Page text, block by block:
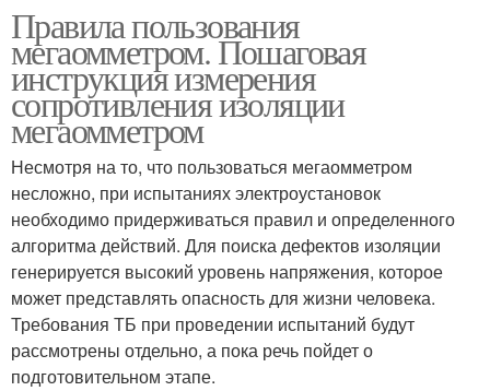
Правила пользования
мегаомметром. Пошаговая
инструкция измерения
сопротивления изоляции
мегаомметром
Несмотря на то, что пользоваться мегаомметром
несложно, при испытаниях электроустановок
необходимо придерживаться правил и определенного
алгоритма действий. Для поиска дефектов изоляции
генерируется высокий уровень напряжения, которое
может представлять опасность для жизни человека.
Требования ТБ при проведении испытаний будут
рассмотрены отдельно, а пока речь пойдет о
подготовительном этапе.